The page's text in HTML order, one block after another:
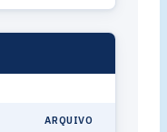
ARQUIVO